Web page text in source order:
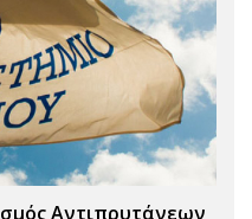
Αντιπρυτάνεων